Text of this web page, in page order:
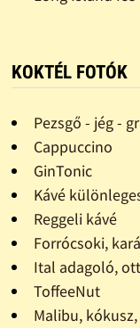
KOKTÉL FOTÓK
Pezsgő - jég -
Cappuccino
GinTonic
Kávé
Reggeli kávé
Forrócsoki,
Ital adagoló,
ToffeeNut
Malibu,